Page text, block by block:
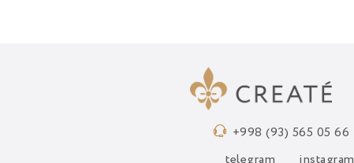
+998 (93) 565 05 66
telegram instagram